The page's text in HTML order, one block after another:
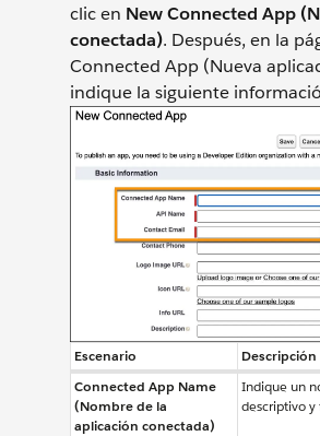
clic en New Connected App
conectada). Después, en la
Connected App (Nueva
indique la siguiente
Escenario
Descripción
Connected App Name
(Nombre de la
aplicación conectada)
Indique un
descriptivo